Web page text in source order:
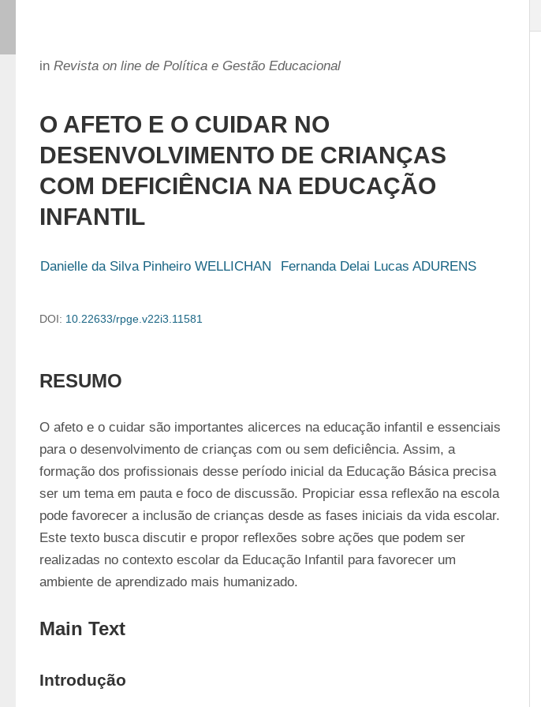
in Revista on line de Política e Gestão Educacional
O AFETO E O CUIDAR NO
DESENVOLVIMENTO DE CRIANÇAS
COM DEFICIÊNCIA NA EDUCAÇÃO
INFANTIL
Danielle da Silva Pinheiro WELLICHAN Fernanda Delai Lucas ADURENS
DOI: 10.22633/rpge.v22i3.11581
RESUMO
O afeto e o cuidar são importantes alicerces na educação infantil e essenciais
para o desenvolvimento de crianças com ou sem deficiência. Assim, a
formação dos profissionais desse período inicial da Educação Básica precisa
ser um tema em pauta e foco de discussão. Propiciar essa reflexão na escola
pode favorecer a inclusão de crianças desde as fases iniciais da vida escolar.
Este texto busca discutir e propor reflexões sobre ações que podem ser
realizadas no contexto escolar da Educação Infantil para favorecer um
ambiente de aprendizado mais humanizado.
Main Text
Introdução